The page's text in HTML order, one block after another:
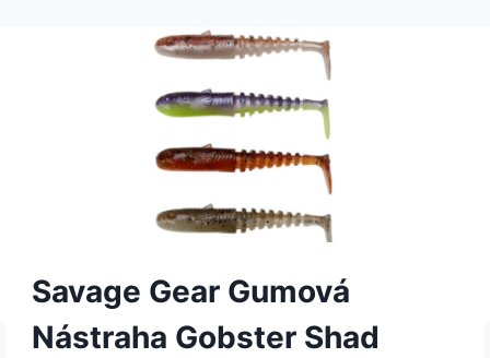
Savage Gear Gumová
Nástraha Gobster Shad